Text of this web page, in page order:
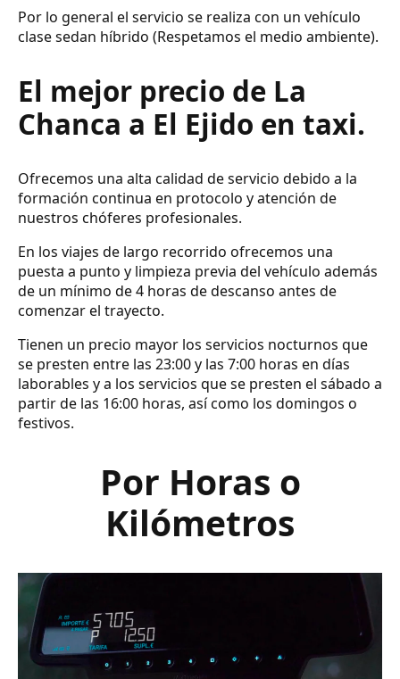
Por lo general el servicio se realiza con un vehículo
clase sedan híbrido (Respetamos el medio ambiente).
El mejor precio de La
Chanca a El Ejido en taxi.
Ofrecemos una alta calidad de servicio debido a la
formación continua en protocolo y atención de
nuestros chóferes profesionales.
En los viajes de largo recorrido ofrecemos una
puesta a punto y limpieza previa del vehículo además
de un mínimo de 4 horas de descanso antes de
comenzar el trayecto.
Tienen un precio mayor los servicios nocturnos que
se presten entre las 23:00 y las 7:00 horas en días
laborables y a los servicios que se presten el sábado a
partir de las 16:00 horas, así como los domingos o
festivos.
Por Horas o
Kilómetros